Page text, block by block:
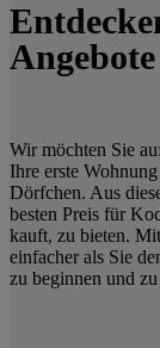
Wir möchten Sie
Ihre erste
Dörfchen. Aus
besten Preis für
kauft, zu bieten.
einfacher als Sie
zu beginnen und